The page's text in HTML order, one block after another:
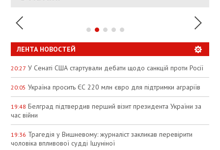
ЛЕНТА НОВОСТЕЙ
20:27 У Сенаті США стартували дебати щодо санкцій проти Росії
20:05 Україна просить ЄС 220 млн євро для підтримки аграріїв
19:48 Белград підтвердив перший візит президента України за
час війни
19:36 Трагедія у Вишневому: журналіст закликав перевірити
чоловіка впливової судді Ішуніної